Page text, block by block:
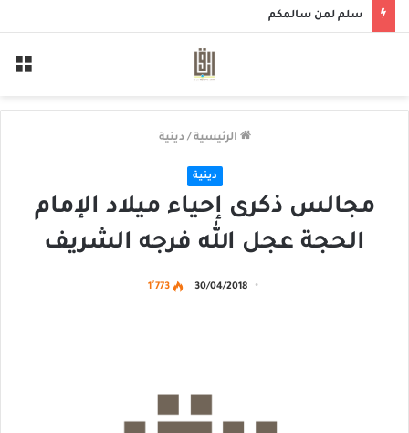
سلم لمن سالمكم
الرئيسية / دينية
دينية
مجالس ذكرى إحياء ميلاد الإمام
الحجة عجل الله فرجه الشريف
30/04/2018 1٬773